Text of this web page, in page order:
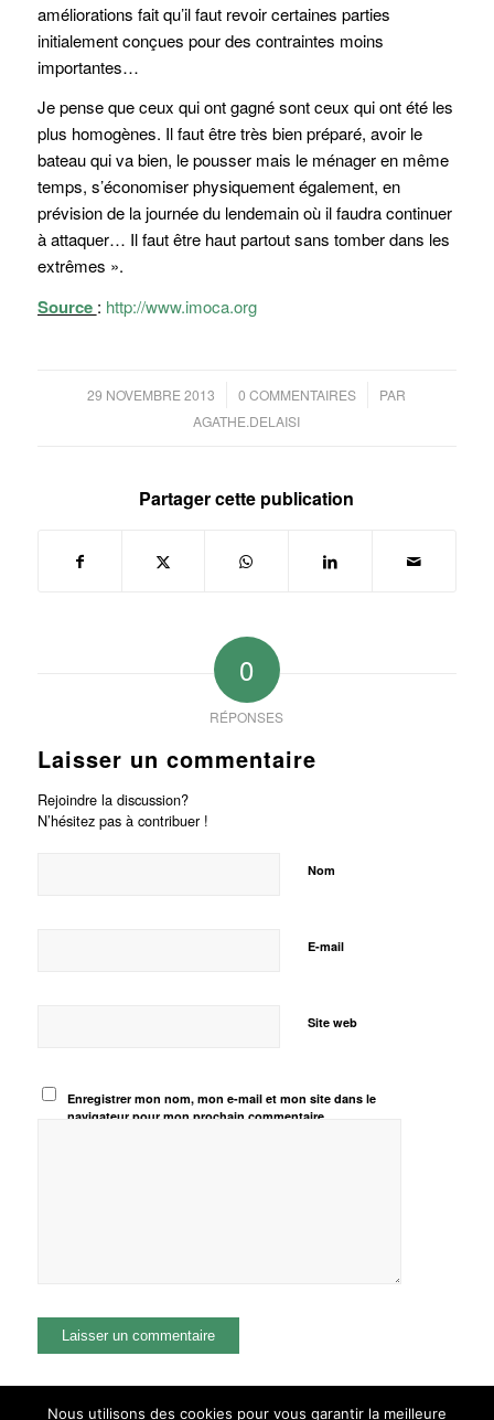
améliorations fait qu’il faut revoir certaines parties
initialement conçues pour des contraintes moins
importantes…
Je pense que ceux qui ont gagné sont ceux qui ont été les
plus homogènes. Il faut être très bien préparé, avoir le
bateau qui va bien, le pousser mais le ménager en même
temps, s’économiser physiquement également, en
prévision de la journée du lendemain où il faudra continuer
à attaquer… Il faut être haut partout sans tomber dans les
extrêmes ».
Source : http://www.imoca.org
29 NOVEMBRE 2013
/ 0 COMMENTAIRES
/
PAR
AGATHE.DELAISI
Partager cette publication
0
RÉPONSES
Laisser un commentaire
Rejoindre la discussion?
N’hésitez pas à contribuer !
Nom
E-mail
Site web
Enregistrer mon nom, mon e-mail et mon site dans le
navigateur pour mon prochain commentaire.
Nous utilisons des cookies pour vous garantir la meilleure